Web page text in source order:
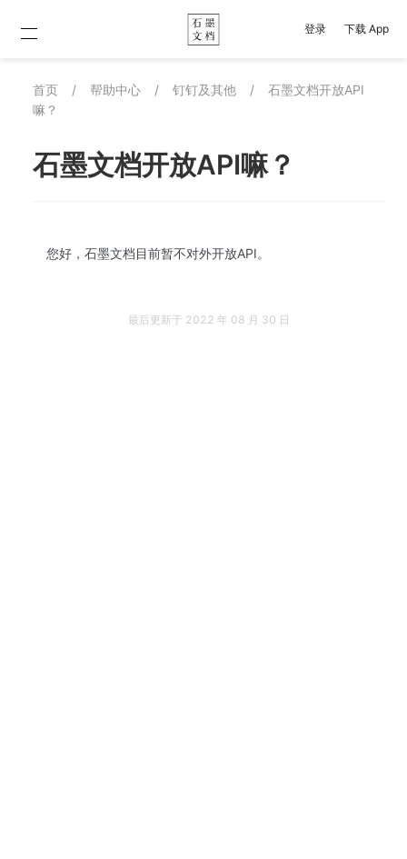
登录 下载 App
首页 / 帮助中心 / 钉钉及其他 /
石墨文档开放API
嘛？
石墨文档开放API嘛？
您好，石墨文档目前暂不对外开放API。
最后更新于 2022 年 08 月 30 日